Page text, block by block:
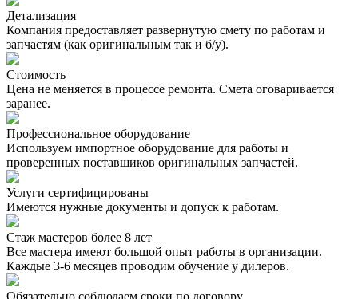
Детализация
Компания предоставляет развернутую смету по работам и
запчастям (как оригинальным так и б/у).
Стоимость
Цена не меняется в процессе ремонта. Смета оговаривается
заранее.
Профессиональное оборудование
Используем импортное оборудование для работы и
проверенных поставщиков оригинальных запчастей.
Услуги сертифицированы
Имеются нужные документы и допуск к работам.
Стаж мастеров более 8 лет
Все мастера имеют большой опыт работы в организации.
Каждые 3-6 месяцев проводим обучение у дилеров.
Обязательно соблюдаем сроки по договору